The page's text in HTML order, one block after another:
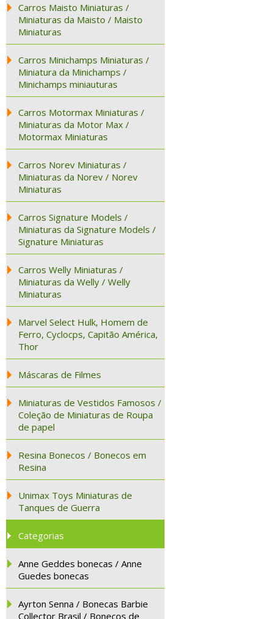
Carros Maisto Miniaturas /
Miniaturas da Maisto / Maisto
Miniaturas
Carros Minichamps Miniaturas /
Miniatura da Minichamps /
Minichamps miniauturas
Carros Motormax Miniaturas /
Miniaturas da Motor Max /
Motormax Miniaturas
Carros Norev Miniaturas /
Miniaturas da Norev / Norev
Miniaturas
Carros Signature Models /
Miniaturas da Signature Models /
Signature Miniaturas
Carros Welly Miniaturas /
Miniaturas da Welly / Welly
Miniaturas
Marvel Select Hulk, Homem de
Ferro, Cyclocps, Capitão América,
Thor
Máscaras de Filmes
Miniaturas de Vestidos Famosos /
Coleção de Miniaturas de Roupa
de papel
Resina Bonecos / Bonecos em
Resina
Unimax Toys Miniaturas de
Tanques de Guerra
Categorias
Anne Geddes bonecas / Anne
Guedes bonecas
Ayrton Senna / Bonecas Barbie
Collector Brasil / Bonecos de